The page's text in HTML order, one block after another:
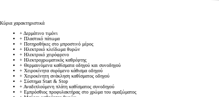
Κύρια χαρακτηριστικά
+ Δερμάτινο τιμόνι
+ Πλαστικό πάτωμα
+ Ποτηροθήκες στο μπροστινό μέρος
+ Ηλεκτρικό κλείδωμα θυρών
+ Ηλεκτρικό χειρόφρενο
+ Ηλεκτροχρωματικός καθρέφτης
+ Θερμαινόμενα καθίσματα οδηγού και συνοδηγού
+ Χειροκίνητα συρόμενο κάθισμα οδηγού
+ Χειροκίνητη ανάκληση καθίσματος οδηγού
+ Σύστημα Start & Stop
+ Αναδιπλούμενη πλάτη καθίσματος συνοδηγού
+ Εμπρόσθιος προφυλακτήρας στο χρώμα του αμαξώματος